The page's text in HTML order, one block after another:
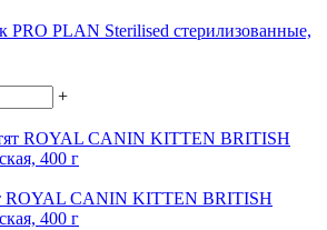
PRO PLAN Sterilised стерилизованные,
+
ROYAL CANIN KITTEN BRITISH
400 г